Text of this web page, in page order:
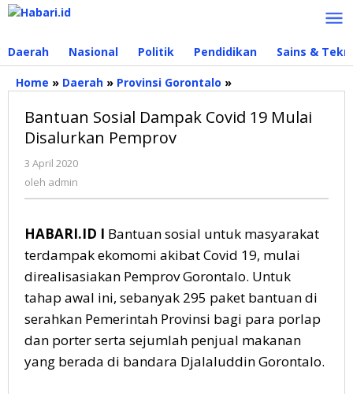
Lewati
Daerah Nasional Politik Pendidikan Sains &
Home » Daerah » Provinsi Gorontalo »
Dampak
Pemprov
Bantuan Sosial Dampak Covid 19 Mulai
Disalurkan Pemprov
3 April 2020
oleh admin
HABARI.ID I Bantuan sosial untuk masyarakat
terdampak ekomomi akibat Covid 19, mulai
direalisasiakan Pemprov Gorontalo. Untuk
tahap awal ini, sebanyak 295 paket bantuan di
serahkan Pemerintah Provinsi bagi para porlap
dan porter serta sejumlah penjual makanan
yang berada di bandara Djalaluddin Gorontalo.